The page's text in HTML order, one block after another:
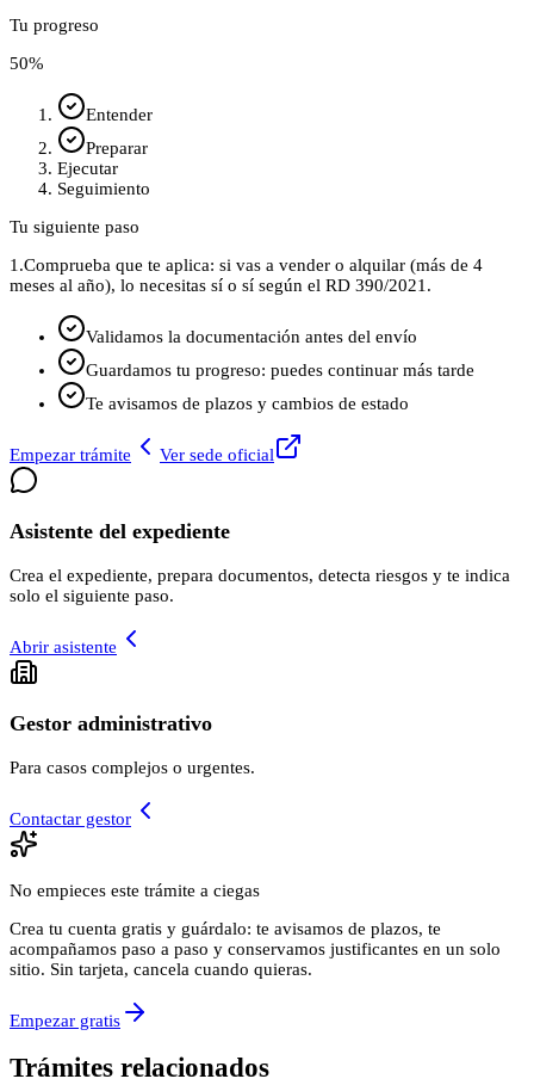
Tu progreso
50%
Entender
Preparar
Ejecutar
Seguimiento
Tu siguiente paso
1.Comprueba que te aplica: si vas a vender o alquilar (más de 4
meses al año), lo necesitas sí o sí según el RD 390/2021.
Validamos la documentación antes del envío
Guardamos tu progreso: puedes continuar más tarde
Te avisamos de plazos y cambios de estado
Empezar trámite Ver sede oficial
Asistente del expediente
Crea el expediente, prepara documentos, detecta riesgos y te indica
solo el siguiente paso.
Abrir asistente
Gestor administrativo
Para casos complejos o urgentes.
Contactar gestor
No empieces este trámite a ciegas
Crea tu cuenta gratis y guárdalo: te avisamos de plazos, te
acompañamos paso a paso y conservamos justificantes en un solo
sitio. Sin tarjeta, cancela cuando quieras.
Empezar gratis
Trámites relacionados